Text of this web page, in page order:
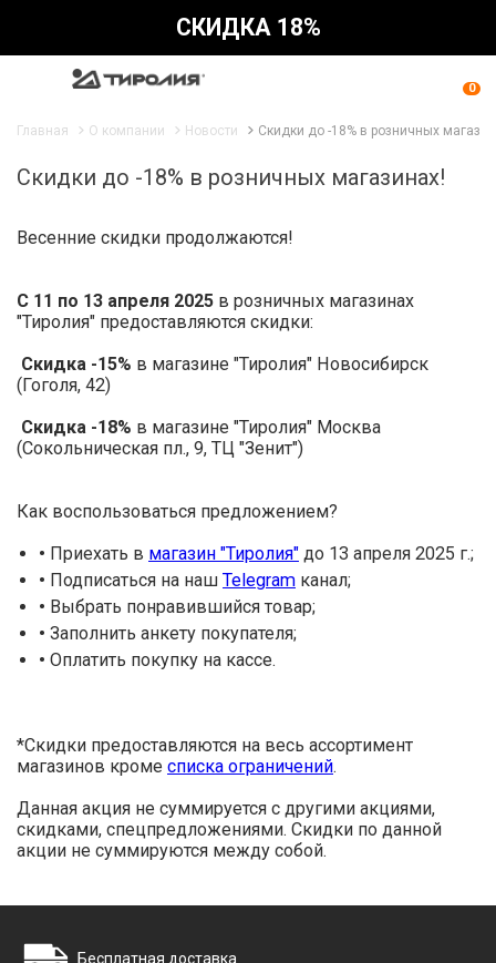
СКИДКА 18%
0
Главная О компании Новости Скидки до -18% в розничных
Скидки до -18% в розничных магазинах!
Весенние скидки продолжаются!
С 11 по 13 апреля 2025 в розничных магазинах
"Тиролия" предоставляются скидки:
Скидка -15% в магазине "Тиролия" Новосибирск
(Гоголя, 42)
Скидка -18% в магазине "Тиролия" Москва
(Сокольническая пл., 9, ТЦ "Зенит")
Как воспользоваться предложением?
• Приехать в магазин "Тиролия" до 13 апреля 2025 г.;
• Подписаться на наш Telegram канал;
• Выбрать понравившийся товар;
• Заполнить анкету покупателя;
• Оплатить покупку на кассе.
*Скидки предоставляются на весь ассортимент
магазинов кроме списка ограничений.
Данная акция не суммируется с другими акциями,
скидками, спецпредложениями. Скидки по данной
акции не суммируются между собой.
Бесплатная доставка